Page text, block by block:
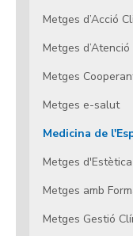
Metges d’Acció
Metges
Metges
Metges e-salut
Medicina de
Metges d'Estètica
Metges amb
Metges Gestió